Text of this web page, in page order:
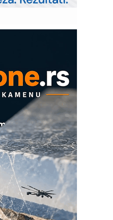
gradilištu- standard
podižu proizvodnju
oblika
za savremena
vaš pouzdan
svoju toplinsku